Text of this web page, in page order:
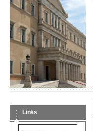
Links